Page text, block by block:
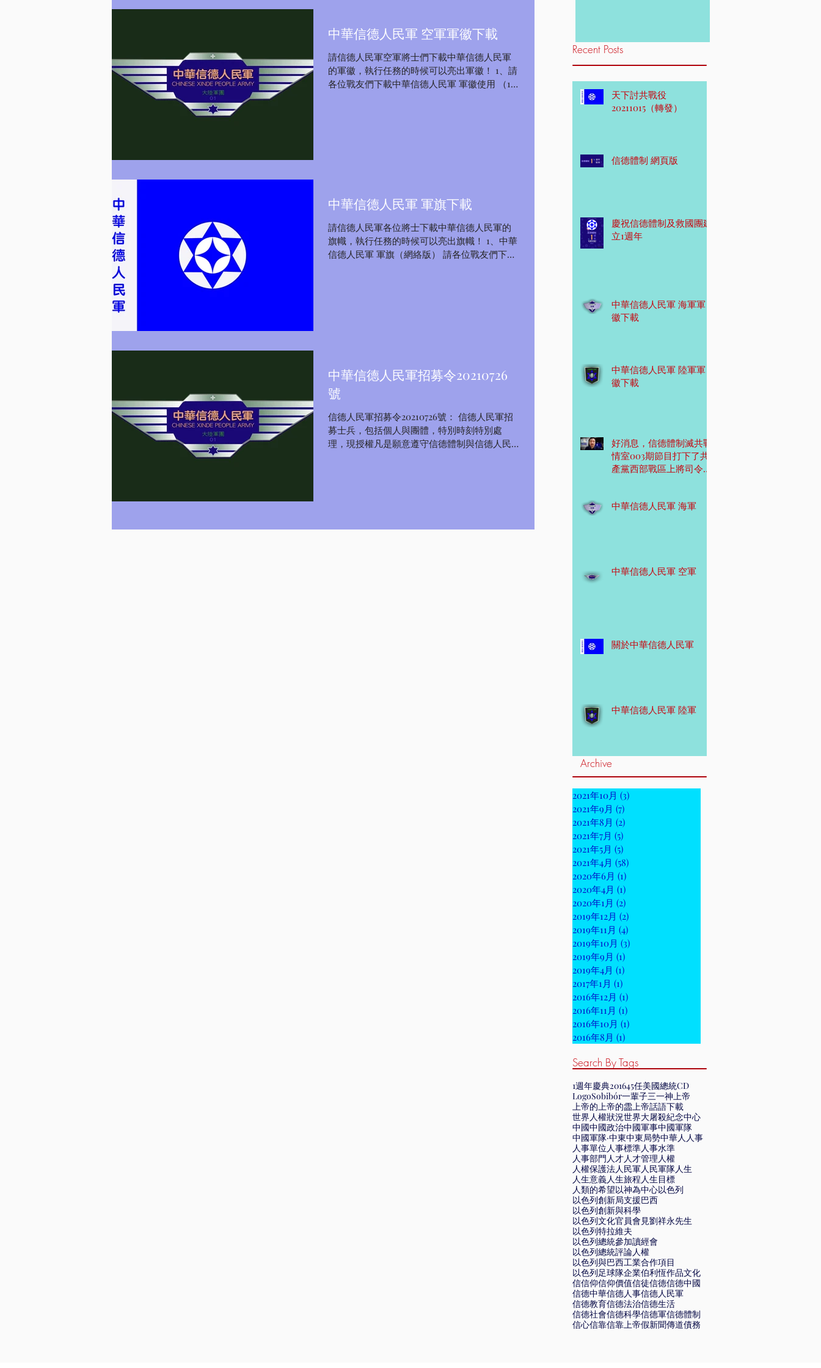
Recent Posts
天下討共戰役
20211015（轉發）
信德體制 網頁版
慶祝信德體制及救國團建
立1週年
中華信德人民軍 海軍軍
徽下載
中華信德人民軍 陸軍軍
徽下載
好消息，信德體制滅共戰
情室003期節目打下了共
產黨西部戰區上將司令
中華信德人民軍 海軍
中華信德人民軍 空軍
關於中華信德人民軍
中華信德人民軍 陸軍
Archive
2021年10月 (3)
2021年9月 (7)
2021年8月 (2)
2021年7月 (5)
2021年5月 (5)
2021年4月 (58)
2020年6月 (1)
2020年4月 (1)
2020年1月 (2)
2019年12月 (2)
2019年11月 (4)
2019年10月 (3)
2019年9月 (1)
2019年4月 (1)
2017年1月 (1)
2016年12月 (1)
2016年11月 (1)
2016年10月 (1)
2016年8月 (1)
Search By Tags
1週年慶典201645任美國總統CD
LogoSobibór一輩子三一神 上帝
上帝的 上帝的霝 上帝話語下載
世界人權狀況世界大屠殺紀念中心
中國中國政治中國軍事中國軍隊
中國軍隊·中東中東局勢中華人 人事
人事單位 人事標準人事水準
人事部門 人才人才管理 人權
人權保護法人民軍人民軍隊人生
人生意義人生旅程 人生目標
人類的希望以神為中心以色列
以色列創新局支援巴西
以色列創新與科學
以色列文化官員會見劉祥永先生
以色列特拉維夫
以色列總統參加讀經會
以色列總統評論人權
以色列與巴西工業合作項目
以色列足球隊企業伯利恆作品文化
信信仰信仰價值信徒信德信德中國
信德中華信德人事信德人民軍
信德教育信德法治信德生活
信德社會信德科學信德軍信德體制
信心信靠信靠上帝假新聞傳道債務
中華信德人民軍 空軍軍徽下載
請信德人民軍空軍將士們下載中華信德人民軍
的軍徽，執行任務的時候可以亮出軍徽！ 1、請
各位戰友們下載中華信德人民軍 軍徽使用 （1）
中華信德人民軍 軍旗下載
請信德人民軍各位將士下載中華信德人民軍的
旗幟，執行任務的時候可以亮出旗幟！ 1、中華
信德人民軍 軍旗（網絡版） 請各位戰友們下載
中華信德人民軍招募令20210726
號
信德人民軍招募令20210726號： 信德人民軍招
募士兵，包括個人與團體，特別時刻特別處
理，現授權凡是願意遵守信德體制與信德人民